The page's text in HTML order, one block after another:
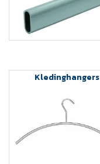
Kledinghangers